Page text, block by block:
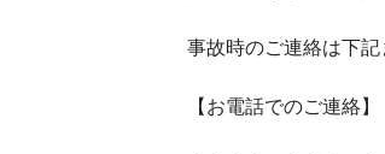
事故時のご連絡は下記
【お電話でのご連絡